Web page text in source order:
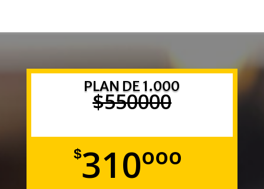
PLAN DE 1.000
$550000
$310ººº